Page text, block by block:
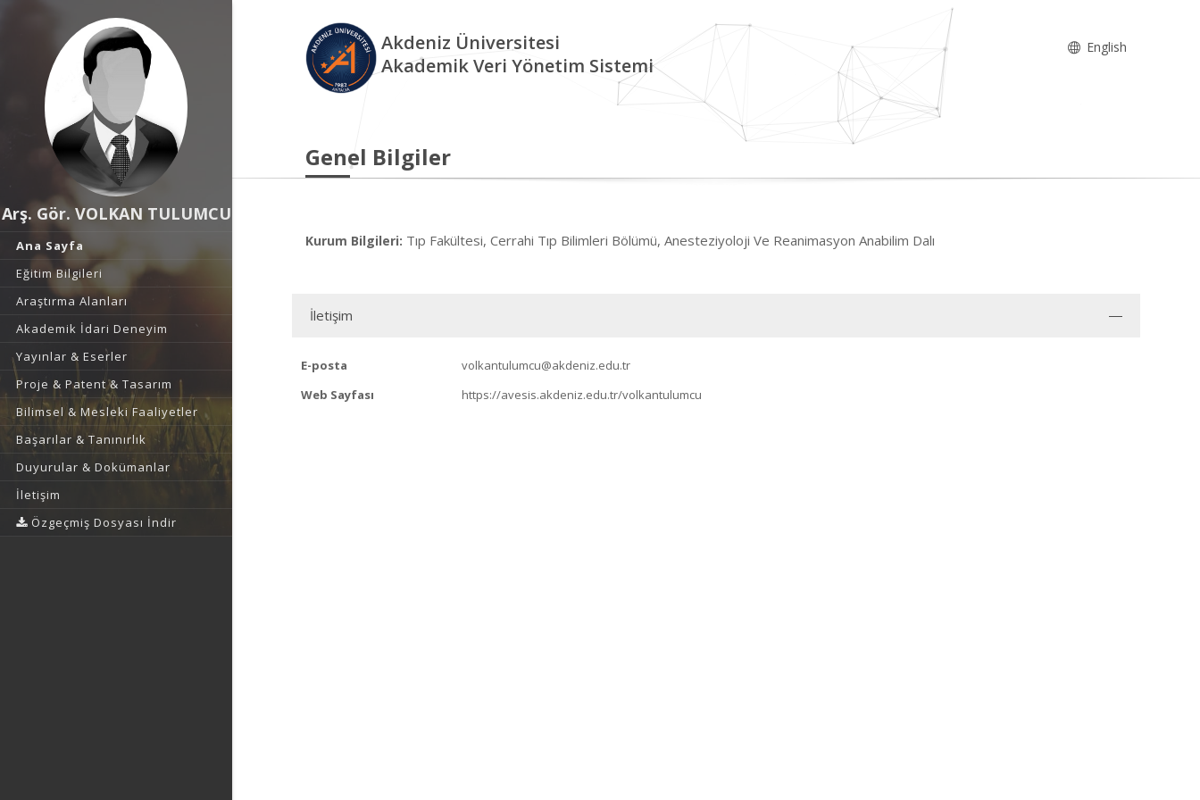
Arş. Gör. VOLKAN TULUMCU
Ana Sayfa
Eğitim Bilgileri
Araştırma Alanları
Akademik İdari Deneyim
Yayınlar & Eserler
Proje & Patent & Tasarım
Bilimsel & Mesleki Faaliyetler
Başarılar & Tanınırlık
Duyurular & Dokümanlar
İletişim
Özgeçmiş Dosyası İndir
Akdeniz Üniversitesi
Akademik Veri Yönetim Sistemi
English
Genel Bilgiler
Kurum Bilgileri: Tıp Fakültesi, Cerrahi Tıp Bilimleri Bölümü, Anesteziyoloji Ve Reanimasyon Anabilim Dalı
İletişim
E-posta
volkantulumcu@akdeniz.edu.tr
Web Sayfası
https://avesis.akdeniz.edu.tr/volkantulumcu